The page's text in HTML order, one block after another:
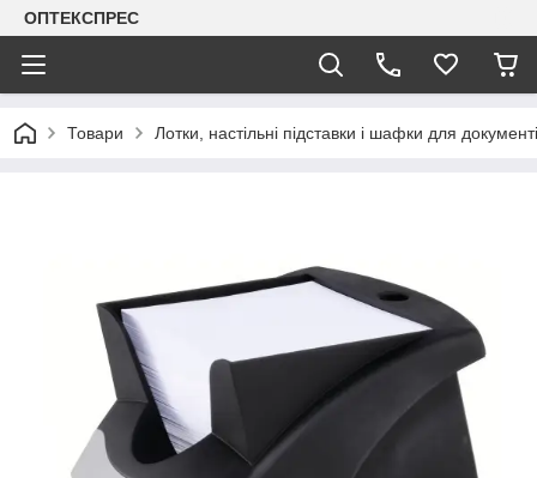
ОПТЕКСПРЕС
Товари Лотки, настільні підставки і шафки для